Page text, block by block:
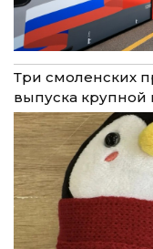
Три смоленских
выпуска крупной